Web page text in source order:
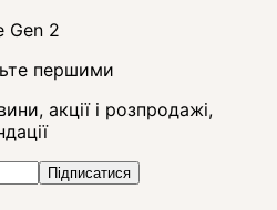
Gen 2
першими
акції і розпродажі,
Підписатися